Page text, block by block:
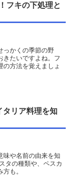
フキの下処理と
っかくの季節の野
きたいですよね。フ
の方法を覚えましょ
タリア料理を知
味や名前の由来を知
タの種類や、ペスカ
も。